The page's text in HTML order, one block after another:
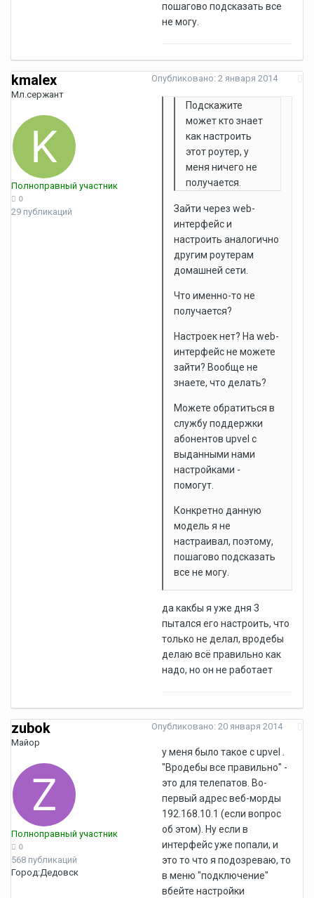
пошагово подсказать все
не могу.
kmalex
Мл.сержант
Полноправный участник
0
29 публикаций
Опубликовано: 2 января 2014
Подскажите
может кто знает
как настроить
этот роутер, у
меня ничего не
получается.
Зайти через web-
интерфейс и
настроить аналогично
другим роутерам
домашней сети.
Что именно-то не
получается?
Настроек нет? На web-
интерфейс не можете
зайти? Вообще не
знаете, что делать?
Можете обратиться в
службу поддержки
абонентов upvel с
выданными нами
настройками -
помогут.
Конкретно данную
модель я не
настраивал, поэтому,
пошагово подсказать
все не могу.
да какбы я уже дня 3
пытался его настроить, что
только не делал, вродебы
делаю всё правильно как
надо, но он не работает
zubok
Майор
Полноправный участник
0
568 публикаций
Город:Дедовск
Опубликовано: 20 января 2014
у меня было такое с upvel .
"Вродебы все правильно" -
это для телепатов. Во-
первый адрес веб-морды
192.168.10.1 (если вопрос
об этом). Ну если в
интерфейс уже попали, и
это то что я подозреваю, то
в меню "подключение"
вбейте настройки